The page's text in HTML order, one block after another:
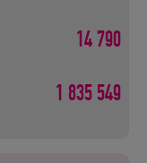
14 790
1 835 549